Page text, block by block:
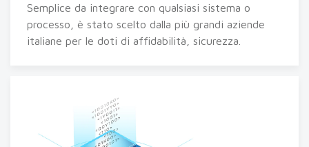
Semplice da integrare con qualsiasi sistema o
processo, è stato scelto dalla più grandi aziende
italiane per le doti di affidabilità, sicurezza.